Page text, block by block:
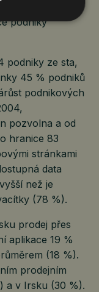
než 10 %
podniky
podniky ze sta,
45 % podniků
podnikových
pozvolna a od
hranice 83
stránkami
data
než je
(78 %).
prodej přes
aplikace 19 %
(18 %).
prodejním
a v Irsku (30 %).